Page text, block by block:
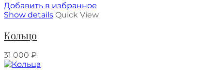
Добавить в избранное
Show details Quick View
Кольцо
31 000 ₽